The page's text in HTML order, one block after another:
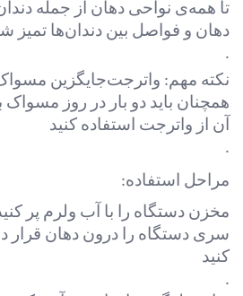
تا همه‌ی نواحی دهان از جمله
دهان و فواصل بین دندان‌ها تمیز
.
نکته مهم: واترجتجایگزین
همچنان باید دو بار در روز مسواک
آن از واترجت استفاده کنید
.
مراحل استفاده:
مخزن دستگاه را با آب ولرم پر
سری دستگاه را درون دهان قرار
کنید
.